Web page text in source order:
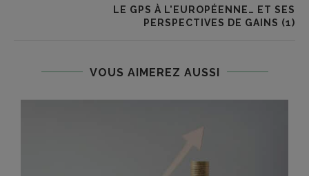
LE GPS À L'EUROPÉENNE… ET SES
PERSPECTIVES DE GAINS (1)
VOUS AIMEREZ AUSSI